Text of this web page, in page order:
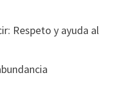
Respeto y ayuda al